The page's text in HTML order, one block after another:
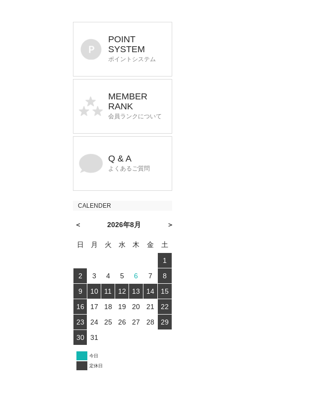
POINT
SYSTEM
ポイントシステム
MEMBER
RANK
会員ランクについて
Q & A
よくあるご質問
CALENDER
＜ 2026年8月 ＞
日 月 火 水 木 金
土
1
2
3 4 5 6 7
8
9
10 11 12 13 14
15
16
17 18 19 20 21
22
23
24 25 26 27 28
29
30
31
今日
定休日